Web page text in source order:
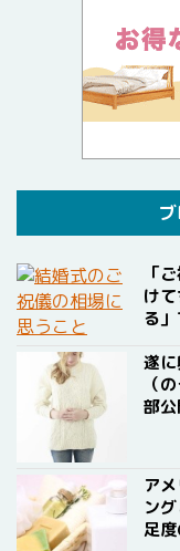
「
け
る」
遂
（
部公
ア
ン
足